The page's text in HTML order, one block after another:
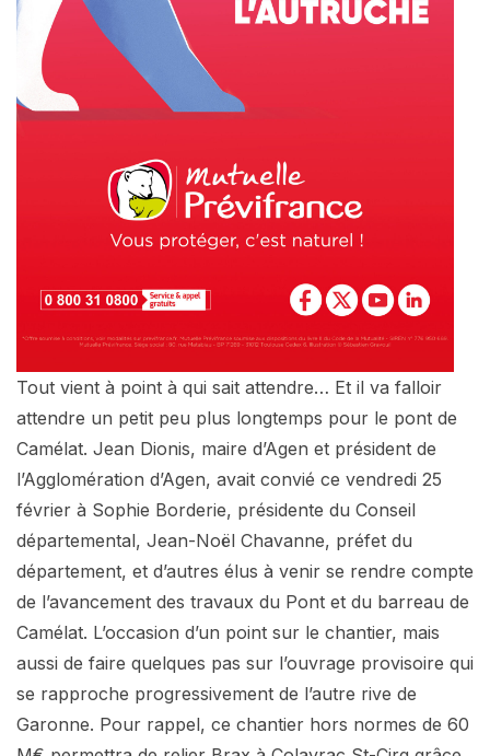
Tout vient à point à qui sait attendre… Et il va falloir
attendre un petit peu plus longtemps pour le pont de
Camélat. Jean Dionis, maire d’Agen et président de
l’Agglomération d’Agen, avait convié ce vendredi 25
février à Sophie Borderie, présidente du Conseil
départemental, Jean-Noël Chavanne, préfet du
département, et d’autres élus à venir se rendre compte
de l’avancement des travaux du Pont et du barreau de
Camélat. L’occasion d’un point sur le chantier, mais
aussi de faire quelques pas sur l’ouvrage provisoire qui
se rapproche progressivement de l’autre rive de
Garonne. Pour rappel, ce chantier hors normes de 60